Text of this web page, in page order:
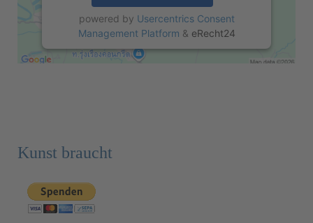
powered by Usercentrics Consent
Management Platform & eRecht24
Kunst braucht